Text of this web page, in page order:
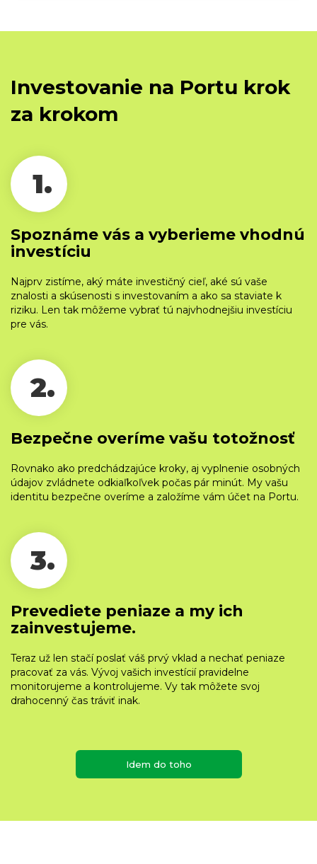
Investovanie na Portu krok
za krokom
1.
Spoznáme vás a vyberieme vhodnú
investíciu
Najprv zistíme, aký máte investičný cieľ, aké sú vaše
znalosti a skúsenosti s investovaním a ako sa staviate k
riziku. Len tak môžeme vybrať tú najvhodnejšiu investíciu
pre vás.
2.
Bezpečne overíme vašu totožnosť
Rovnako ako predchádzajúce kroky, aj vyplnenie osobných
údajov zvládnete odkiaľkoľvek počas pár minút. My vašu
identitu bezpečne overíme a založíme vám účet na Portu.
3.
Prevediete peniaze a my ich
zainvestujeme.
Teraz už len stačí poslať váš prvý vklad a nechať peniaze
pracovať za vás. Vývoj vašich investícií pravidelne
monitorujeme a kontrolujeme. Vy tak môžete svoj
drahocenný čas tráviť inak.
Idem do toho